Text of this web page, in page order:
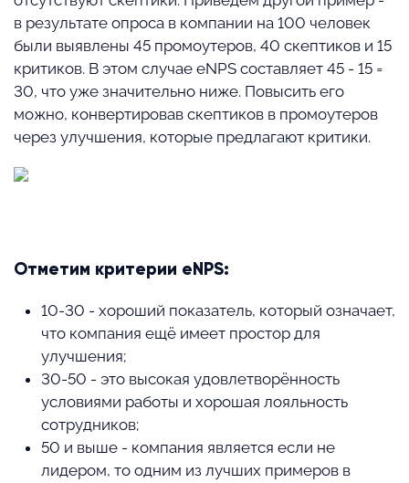
в результате опроса в компании на 100 человек
были выявлены 45 промоутеров, 40 скептиков и 15
критиков. В этом случае eNPS составляет 45 - 15 =
30, что уже значительно ниже. Повысить его
можно, конвертировав скептиков в промоутеров
через улучшения, которые предлагают критики.
Отметим критерии eNPS:
10-30 - хороший показатель, который означает,
что компания ещё имеет простор для
улучшения;
30-50 - это высокая удовлетворённость
условиями работы и хорошая лояльность
сотрудников;
50 и выше - компания является если не
лидером, то одним из лучших примеров в